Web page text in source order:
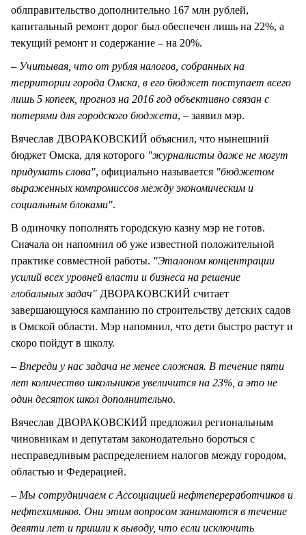
облправительство дополнительно 167 млн рублей,
капитальный ремонт дорог был обеспечен лишь на 22%, а
текущий ремонт и содержание – на 20%.
– Учитывая, что от рубля налогов, собранных на
территории города Омска, в его бюджет поступает всего
лишь 5 копеек, прогноз на 2016 год объективно связан с
потерями для городского бюджета, – заявил мэр.
Вячеслав ДВОРАКОВСКИЙ объяснил, что нынешний
бюджет Омска, для которого "журналисты даже не могут
придумать слова", официально называется "бюджетом
выраженных компромиссов между экономическим и
социальным блоками".
В одиночку пополнять городскую казну мэр не готов.
Сначала он напомнил об уже известной положительной
практике совместной работы. "Эталоном концентрации
усилий всех уровней власти и бизнеса на решение
глобальных задач" ДВОРАКОВСКИЙ считает
завершающуюся кампанию по строительству детских садов
в Омской области. Мэр напомнил, что дети быстро растут и
скоро пойдут в школу.
– Впереди у нас задача не менее сложная. В течение пяти
лет количество школьников увеличится на 23%, а это не
один десяток школ дополнительно.
Вячеслав ДВОРАКОВСКИЙ предложил региональным
чиновникам и депутатам законодательно бороться с
несправедливым распределением налогов между городом,
областью и Федерацией.
– Мы сотрудничаем с Ассоциацией нефтепереработчиков и
нефтехимиков. Они этим вопросом занимаются в течение
девяти лет и пришли к выводу, что если исключить